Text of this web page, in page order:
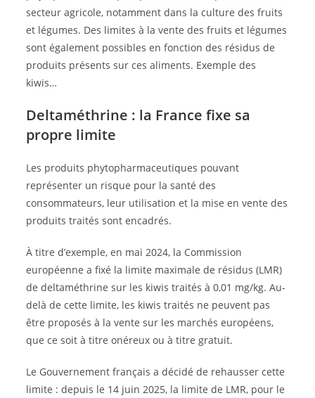
secteur agricole, notamment dans la culture des fruits
et légumes. Des limites à la vente des fruits et légumes
sont également possibles en fonction des résidus de
produits présents sur ces aliments. Exemple des
kiwis…
Deltaméthrine : la France fixe sa
propre limite
Les produits phytopharmaceutiques pouvant
représenter un risque pour la santé des
consommateurs, leur utilisation et la mise en vente des
produits traités sont encadrés.
À titre d’exemple, en mai 2024, la Commission
européenne a fixé la limite maximale de résidus (LMR)
de deltaméthrine sur les kiwis traités à 0,01 mg/kg. Au-
delà de cette limite, les kiwis traités ne peuvent pas
être proposés à la vente sur les marchés européens,
que ce soit à titre onéreux ou à titre gratuit.
Le Gouvernement français a décidé de rehausser cette
limite : depuis le 14 juin 2025, la limite de LMR, pour le